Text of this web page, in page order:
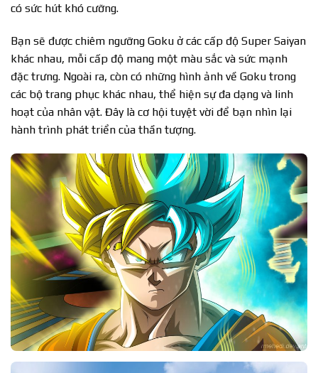
có sức hút khó cưỡng.
Bạn sẽ được chiêm ngưỡng Goku ở các cấp độ Super Saiyan
khác nhau, mỗi cấp độ mang một màu sắc và sức mạnh
đặc trưng. Ngoài ra, còn có những hình ảnh về Goku trong
các bộ trang phục khác nhau, thể hiện sự đa dạng và linh
hoạt của nhân vật. Đây là cơ hội tuyệt vời để bạn nhìn lại
hành trình phát triển của thần tượng.